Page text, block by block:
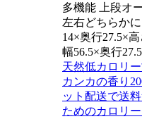
多機能 上段オ
左右どちらか
14×奥行27.5×
幅56.5×奥行
天然低カロリ
カンカの香り
ット配送で送
ためのカロリ